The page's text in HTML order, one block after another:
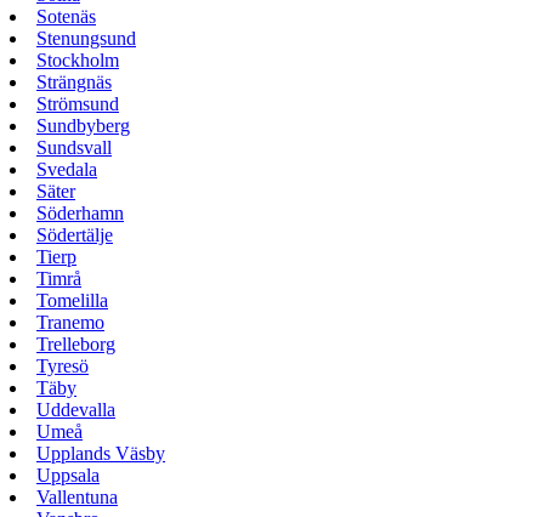
Sotenäs
Stenungsund
Stockholm
Strängnäs
Strömsund
Sundbyberg
Sundsvall
Svedala
Säter
Söderhamn
Södertälje
Tierp
Timrå
Tomelilla
Tranemo
Trelleborg
Tyresö
Täby
Uddevalla
Umeå
Upplands Väsby
Uppsala
Vallentuna